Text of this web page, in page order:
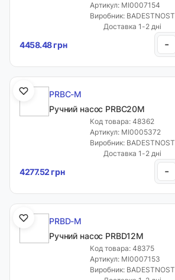
Артикул: MI0007154
Виробник: BADESTNOST
Доставка 1-2 дні
4458.48 грн -
PRBC-M
Ручний насос PRBC20M
Код товара: 48362
Артикул: MI0005372
Виробник: BADESTNOST
Доставка 1-2 дні
4277.52 грн -
PRBD-M
Ручний насос PRBD12M
Код товара: 48375
Артикул: MI0007153
Виробник: BADESTNOST